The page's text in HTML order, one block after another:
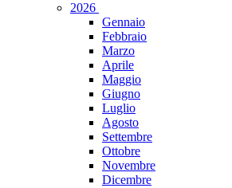
2026
Gennaio
Febbraio
Marzo
Aprile
Maggio
Giugno
Luglio
Agosto
Settembre
Ottobre
Novembre
Dicembre